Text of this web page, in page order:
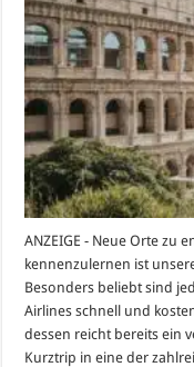
ANZEIGE - Neue Orte zu
kennenzulernen ist
Besonders beliebt sind
Airlines schnell und
dessen reicht bereits ein
Kurztrip in eine der